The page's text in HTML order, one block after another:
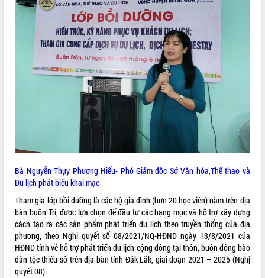
VĂN BẢN HĐND TỈNH
ĐIỂM TIN VĂN BẢN
QUY HOẠCH - KẾ HOẠCH
Bà Nguyễn Thụy Phương Hiếu- Phó Giám đốc Sở Văn hóa,Thể thao và
Du lịch phát biểu khai mạc
Tham gia lớp bồi dưỡng là các hộ gia đình (hơn 20 học viên) nằm trên địa
bàn buôn Trí, được lựa chọn để đầu tư các hạng mục và hỗ trợ xây dựng
cách tạo ra các sản phẩm phát triển du lịch theo truyền thống của địa
phương, theo Nghị quyết số 08/2021/NQ-HĐND ngày 13/8/2021 của
HĐND tỉnh về hỗ trợ phát triển du lịch cộng đồng tại thôn, buôn đồng bào
dân tộc thiểu số trên địa bàn tỉnh Đắk Lắk, giai đoạn 2021 – 2025 (Nghị
quyết 08).